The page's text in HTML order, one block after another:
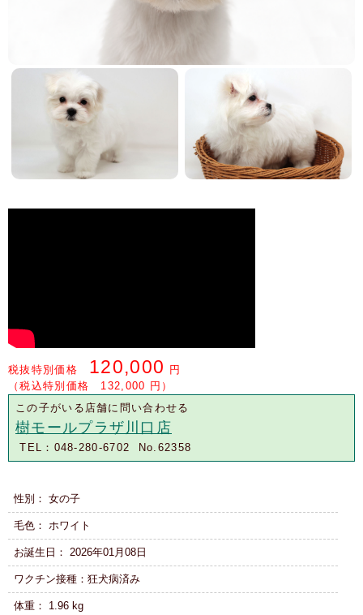
税抜特別価格 120,000 円
（税込特別価格 132,000 円）
この子がいる店舗に問い合わせる
樹モールプラザ川口店
TEL：048-280-6702 No.62358
性別： 女の子
毛色： ホワイト
お誕生日： 2026年01月08日
ワクチン接種：狂犬病済み
体重： 1.96 kg